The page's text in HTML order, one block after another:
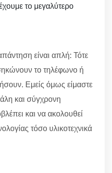
το μεγαλύτερο
είναι απλή: Τότε
το τηλέφωνο ή
Εμείς όμως είμαστε
και σύγχρονη
και να ακολουθεί
τόσο υλικοτεχνικά